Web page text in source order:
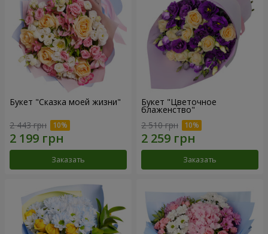
Букет "Сказка моей жизни"
2 443 грн
Заказать
Букет "Цветочное
блаженство"
2 510 грн
Заказать